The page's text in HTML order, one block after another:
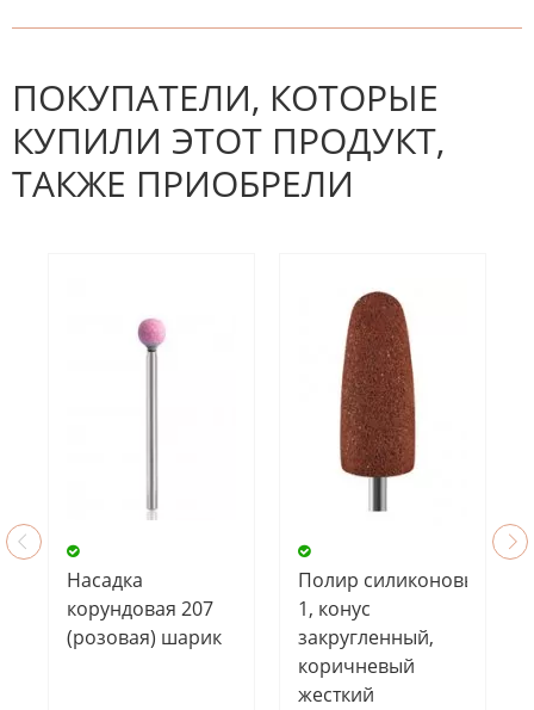
К настоящему времени нет
отзыв.
ПОКУПАТЕЛИ, КОТОРЫЕ
КУПИЛИ ЭТОТ ПРОДУКТ,
ТАКЖЕ ПРИОБРЕЛИ
Насадка
корундовая 207
(розовая) шарик
Полир силиконовый
1, конус
закругленный,
коричневый
жесткий